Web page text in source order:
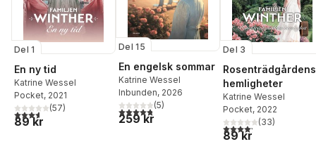
Del 1
En ny tid
Katrine Wessel
Pocket, 2021
3,6utav 5 stjärnor. Totalt antal röster:
(57)
89 kr
Del 15
En engelsk sommar
Katrine Wessel
Inbunden, 2026
4,8utav 5 stjärnor. Totalt antal röster:
(5)
259 kr
Del 3
Rosenträdgårdens
hemligheter
Katrine Wessel
Pocket, 2022
4,2utav 5 stjärnor.
(33)
89 kr